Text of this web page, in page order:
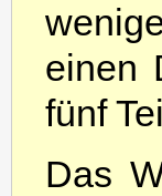
einen
fünf
Das